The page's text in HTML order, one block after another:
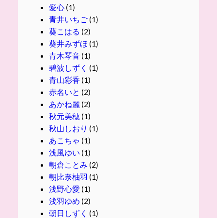
愛心(1)
青井いちご(1)
葵こはる (2)
葵井みずほ (1)
青木琴音(1)
碧波しずく (1)
青山彩香 (1)
赤名いと (2)
あかね麗 (2)
秋元美穂(1)
秋山しおり (1)
あこちゃ (1)
浅風ゆい (1)
朝倉ことみ (2)
朝比奈柚羽 (1)
浅野心愛 (1)
浅羽ゆめ (2)
朝日しずく (1)